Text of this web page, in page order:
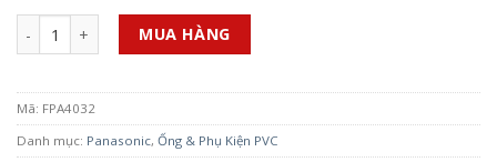
Số lượng MUA HÀNG
Mã: FPA4032
Danh mục: Panasonic, Ống & Phụ Kiện PVC